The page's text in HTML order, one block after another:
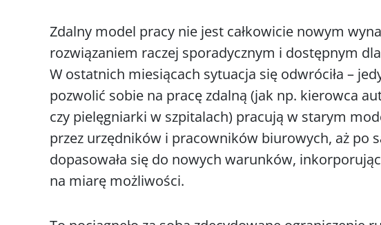
Zdalny model pracy nie jest całkowicie nowym
rozwiązaniem raczej sporadycznym i dostępnym
W ostatnich miesiącach sytuacja się odwróciła –
pozwolić sobie na pracę zdalną (jak np. kierowca
czy pielęgniarki w szpitalach) pracują w starym
przez urzędników i pracowników biurowych, aż po
dopasowała się do nowych warunków,
na miarę możliwości.